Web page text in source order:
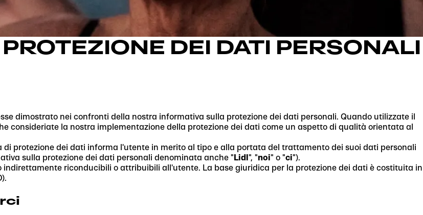
DEI DATI PERSONALI
dimostrato nei confronti della nostra informativa sulla protezione dei dati personali. Quando utilizzate il
consideriate la nostra implementazione della protezione dei dati come un aspetto di qualità orientata al
protezione dei dati informa l'utente in merito al tipo e alla portata del trattamento dei suoi dati personali
sulla protezione dei dati personali denominata anche "Lidl", "noi" o "ci").
riconducibili o attribuibili all'utente. La base giuridica per la protezione dei dati è costituita in